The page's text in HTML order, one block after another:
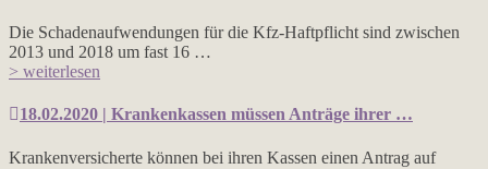
Die Schadenaufwendungen für die Kfz-Haftpflicht sind zwischen
2013 und 2018 um fast 16 …
> weiterlesen
18.02.2020 | Krankenkassen müssen Anträge ihrer …
Krankenversicherte können bei ihren Kassen einen Antrag auf